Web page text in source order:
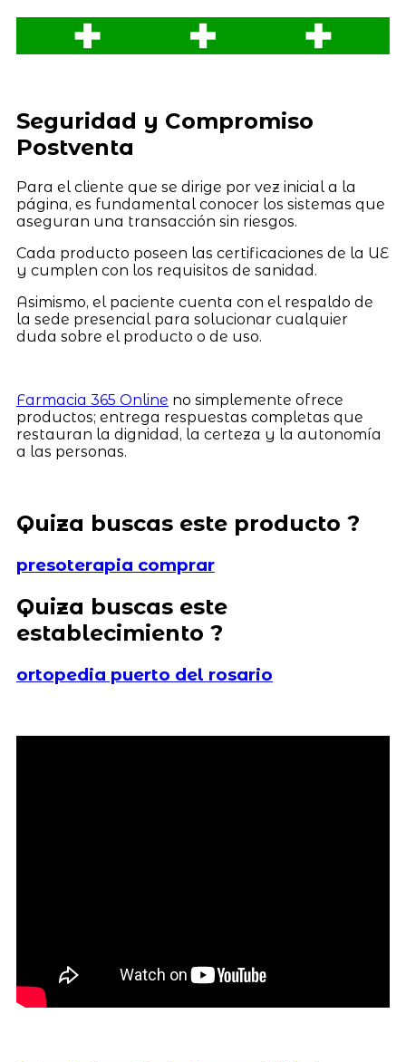
Seguridad y Compromiso
Postventa
Para el cliente que se dirige por vez inicial a la
página, es fundamental conocer los sistemas que
aseguran una transacción sin riesgos.
Cada producto poseen las certificaciones de la UE
y cumplen con los requisitos de sanidad.
Asimismo, el paciente cuenta con el respaldo de
la sede presencial para solucionar cualquier
duda sobre el producto o de uso.
Farmacia 365 Online no simplemente ofrece
productos; entrega respuestas completas que
restauran la dignidad, la certeza y la autonomía
a las personas.
Quiza buscas este producto ?
presoterapia comprar
Quiza buscas este
establecimiento ?
ortopedia puerto del rosario